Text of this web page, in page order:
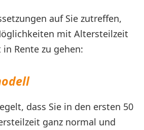
auf Sie zutreffen,
mit Altersteilzeit
Rente zu gehen:
dass Sie in den ersten 50
ganz normal und